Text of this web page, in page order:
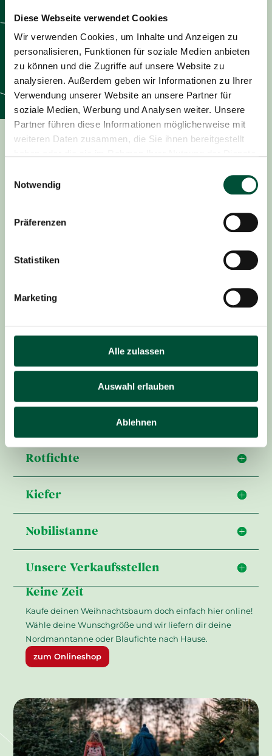
Diese Webseite verwendet Cookies
Wir verwenden Cookies, um Inhalte und Anzeigen zu
personalisieren, Funktionen für soziale Medien anbieten
zu können und die Zugriffe auf unsere Website zu
analysieren. Außerdem geben wir Informationen zu Ihrer
Verwendung unserer Website an unsere Partner für
soziale Medien, Werbung und Analysen weiter. Unsere
Partner führen diese Informationen möglicherweise mit
weiteren Daten zusammen, die Sie ihnen bereitgestellt
Notwendig
Präferenzen
Statistiken
Marketing
Alle zulassen
Auswahl erlauben
Ablehnen
Welcher Baum
passt zu mir?
Blaufichte
ihren günstigen Preis und die verhältnismäßig lange
Haltbarkeit der Nadeln zum meistverkauften
stechenden Nadeln, denen Sie auch den Namen
Nordmanntanne
Rotfichte
Kiefer
Nobilistanne
Unsere Verkaufsstellen
Keine Zeit
Kaufe deinen Weihnachtsbaum doch einfach hier online!
Wähle deine Wunschgröße und wir liefern dir deine
Nordmanntanne oder Blaufichte nach Hause.
zum Onlineshop